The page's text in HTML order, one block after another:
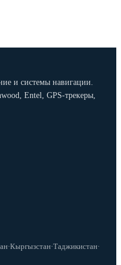
и системы навигации.
Entel, GPS-трекеры,
·Кыргызстан·Таджикистан·